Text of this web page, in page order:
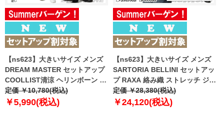
【ns623】大きいサイズ メンズ
DREAM MASTER セットアップ
COOLLIST清涼 ヘリンボーン ス
トレッチ パンツ 軽量 ウォッシャ
ブル スマリラ 春夏新作
定価 ￥10,780(税込)
￥5,990(税込)
【ns623】大きいサイズ メンズ
SARTORIA BELLINI セットアッ
プ RAXA 絡み織 ストレッチ ジャ
ケット 春夏新作 tzjk-33b
【fre】
定価 ￥28,380(税込)
￥24,120(税込)